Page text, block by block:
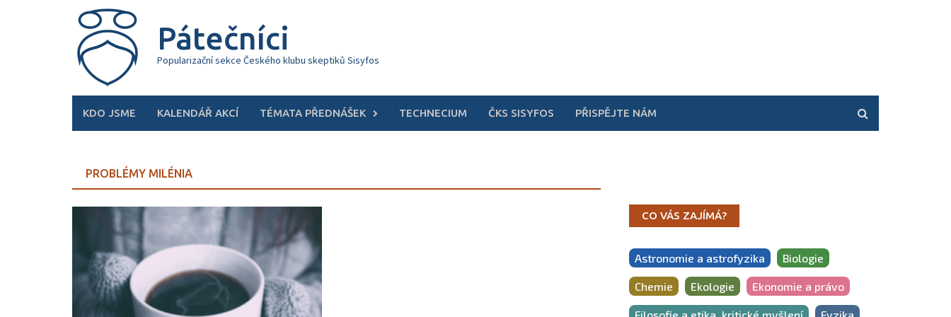
Pátečníci
Popularizační sekce Českého klubu skeptiků Sisyfos
KDO JSME KALENDÁŘ AKCÍ TÉMATA PŘEDNÁŠEK TECHNECIUM ČKS SISYFOS PŘISPĚJTE NÁM
PROBLÉMY MILÉNIA
CO VÁS ZAJÍMÁ?
Astronomie a astrofyzika Biologie
Chemie Ekologie Ekonomie a právo